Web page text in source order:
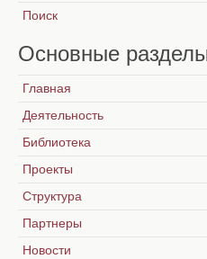
Поиск
Основные
Главная
Деятельность
Библиотека
Проекты
Структура
Партнеры
Новости